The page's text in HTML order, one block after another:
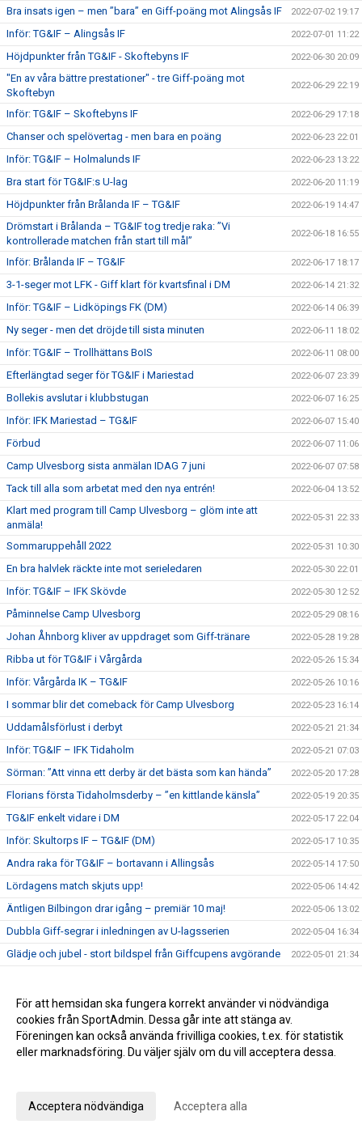
Bra insats igen – men ”bara” en Giff-poäng mot Alingsås IF 2022-07-02 19:17
Inför: TG&IF – Alingsås IF 2022-07-01 11:22
Höjdpunkter från TG&IF - Skoftebyns IF 2022-06-30 20:09
"En av våra bättre prestationer" - tre Giff-poäng mot
Skoftebyn
2022-06-29 22:19
Inför: TG&IF – Skoftebyns IF 2022-06-29 17:18
Chanser och spelövertag - men bara en poäng 2022-06-23 22:01
Inför: TG&IF – Holmalunds IF 2022-06-23 13:22
Bra start för TG&IF:s U-lag 2022-06-20 11:19
Höjdpunkter från Brålanda IF – TG&IF 2022-06-19 14:47
Drömstart i Brålanda – TG&IF tog tredje raka: ”Vi
kontrollerade matchen från start till mål”
2022-06-18 16:55
Inför: Brålanda IF – TG&IF 2022-06-17 18:17
3-1-seger mot LFK - Giff klart för kvartsfinal i DM 2022-06-14 21:32
Inför: TG&IF – Lidköpings FK (DM) 2022-06-14 06:39
Ny seger - men det dröjde till sista minuten 2022-06-11 18:02
Inför: TG&IF – Trollhättans BoIS 2022-06-11 08:00
Efterlängtad seger för TG&IF i Mariestad 2022-06-07 23:39
Bollekis avslutar i klubbstugan 2022-06-07 16:25
Inför: IFK Mariestad – TG&IF 2022-06-07 15:40
Förbud 2022-06-07 11:06
Camp Ulvesborg sista anmälan IDAG 7 juni 2022-06-07 07:58
Tack till alla som arbetat med den nya entrén! 2022-06-04 13:52
Klart med program till Camp Ulvesborg – glöm inte att
anmäla!
2022-05-31 22:33
Sommaruppehåll 2022 2022-05-31 10:30
En bra halvlek räckte inte mot serieledaren 2022-05-30 22:01
Inför: TG&IF – IFK Skövde 2022-05-30 12:52
Påminnelse Camp Ulvesborg 2022-05-29 08:16
Johan Åhnborg kliver av uppdraget som Giff-tränare 2022-05-28 19:28
Ribba ut för TG&IF i Vårgårda 2022-05-26 15:34
Inför: Vårgårda IK – TG&IF 2022-05-26 10:16
I sommar blir det comeback för Camp Ulvesborg 2022-05-23 16:14
Uddamålsförlust i derbyt 2022-05-21 21:34
Inför: TG&IF – IFK Tidaholm 2022-05-21 07:03
Sörman: ”Att vinna ett derby är det bästa som kan hända” 2022-05-20 17:28
Florians första Tidaholmsderby – ”en kittlande känsla” 2022-05-19 20:35
TG&IF enkelt vidare i DM 2022-05-17 22:04
Inför: Skultorps IF – TG&IF (DM) 2022-05-17 10:35
Andra raka för TG&IF – bortavann i Allingsås 2022-05-14 17:50
Lördagens match skjuts upp! 2022-05-06 14:42
Äntligen Bilbingon drar igång – premiär 10 maj! 2022-05-06 13:02
Dubbla Giff-segrar i inledningen av U-lagsserien 2022-05-04 16:34
Glädje och jubel - stort bildspel från Giffcupens avgörande 2022-05-01 21:34
Första matchen på Ulvesborg – årets första trepoängare 2022-04-29 21:44
Inför: TG&IF – Åsarp-Trädet FK 2022-04-29 10:02
Hemmapremiär på riktigt – Åsarp-Trädet kommer till
Ulvesborg
2022-04-24 15:56
Inför: Alingsås IF – TG&IF
För att hemsidan ska fungera korrekt använder vi nödvändiga
cookies från SportAdmin. Dessa går inte att stänga av.
Föreningen kan också använda frivilliga cookies, t.ex. för statistik
eller marknadsföring. Du väljer själv om du vill acceptera dessa.
Acceptera nödvändiga Acceptera alla